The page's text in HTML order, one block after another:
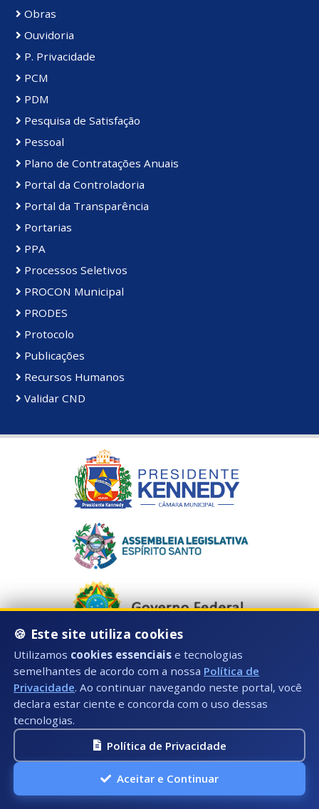
Obras
Ouvidoria
P. Privacidade
PCM
PDM
Pesquisa de Satisfação
Pessoal
Plano de Contratações Anuais
Portal da Controladoria
Portal da Transparência
Portarias
PPA
Processos Seletivos
PROCON Municipal
PRODES
Protocolo
Publicações
Recursos Humanos
Validar CND
Horário de Atendimento:
Segunda à Sexta: 08:00hs às 17:00hs
Telefone:
Fixo: (28) 3535-3603 (Ramal 1025)
🍪 Este site utiliza cookies
Utilizamos cookies essenciais e tecnologias
semelhantes de acordo com a nossa Política de
Privacidade. Ao continuar navegando neste portal, você
declara estar ciente e concorda com o uso dessas
tecnologias.
Política de Privacidade
Aceitar e Continuar